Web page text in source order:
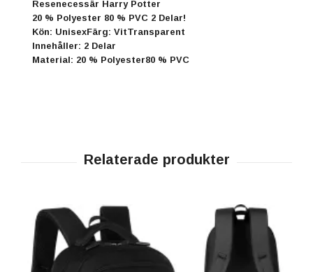
Resenecessär Harry Potter
20 % Polyester 80 % PVC 2 Delar!
Kön: UnisexFärg: VitTransparent
Innehåller: 2 Delar
Material: 20 % Polyester80 % PVC